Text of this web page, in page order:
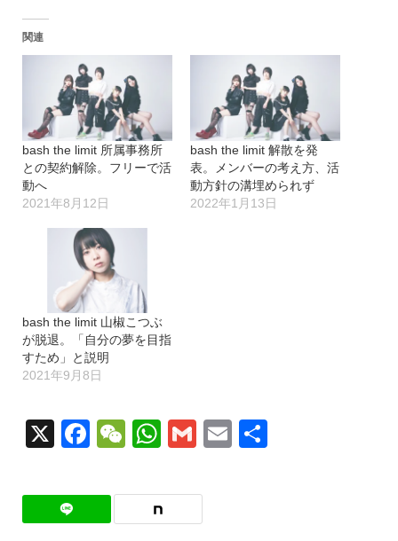
込
中…
関連
bash the limit 所属事務所
との契約解除。フリーで活
動へ
2021年8月12日
bash the limit 解散を発
表。メンバーの考え方、活
動方針の溝埋められず
2022年1月13日
bash the limit 山椒こつぶ
が脱退。「自分の夢を目指
すため」と説明
2021年9月8日
X Facebook
WeChat
WhatsApp
GmailEmail